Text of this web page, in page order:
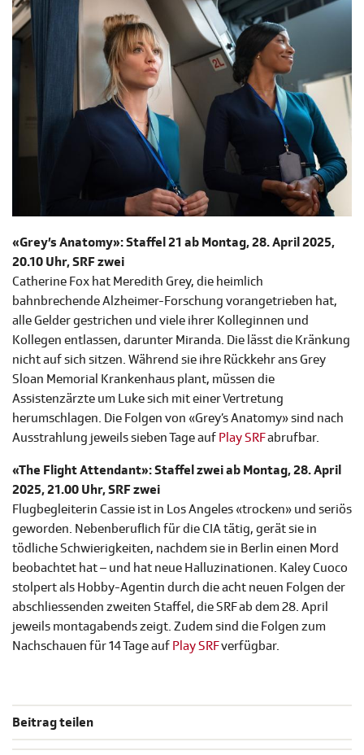
«Grey’s Anatomy»: Staffel 21 ab Montag, 28. April 2025,
20.10 Uhr, SRF zwei
Catherine Fox hat Meredith Grey, die heimlich
bahnbrechende Alzheimer-Forschung vorangetrieben hat,
alle Gelder gestrichen und viele ihrer Kolleginnen und
Kollegen entlassen, darunter Miranda. Die lässt die Kränkung
nicht auf sich sitzen. Während sie ihre Rückkehr ans Grey
Sloan Memorial Krankenhaus plant, müssen die
Assistenzärzte um Luke sich mit einer Vertretung
herumschlagen. Die Folgen von «Grey’s Anatomy» sind nach
Ausstrahlung jeweils sieben Tage auf Play SRFabrufbar.
«The Flight Attendant»: Staffel zwei ab Montag, 28. April
2025, 21.00 Uhr, SRF zwei
Flugbegleiterin Cassie ist in Los Angeles «trocken» und seriös
geworden. Nebenberuflich für die CIA tätig, gerät sie in
tödliche Schwierigkeiten, nachdem sie in Berlin einen Mord
beobachtet hat – und hat neue Halluzinationen. Kaley Cuoco
stolpert als Hobby-Agentin durch die acht neuen Folgen der
abschliessenden zweiten Staffel, die SRF ab dem 28. April
jeweils montagabends zeigt. Zudem sind die Folgen zum
Nachschauen für 14 Tage auf Play SRFverfügbar.
Beitrag teilen